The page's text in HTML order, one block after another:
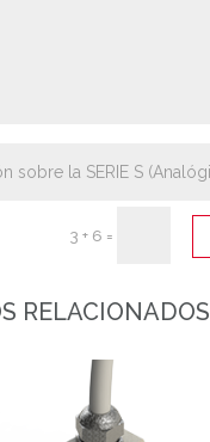
3 + 6 =
RELACIONADOS